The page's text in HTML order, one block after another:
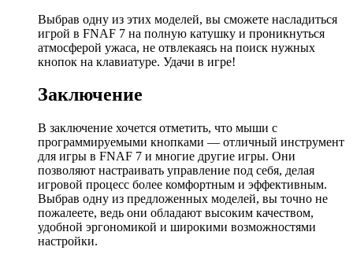
Выбрав одну из этих моделей, вы сможете насладиться
игрой в FNAF 7 на полную катушку и проникнуться
атмосферой ужаса, не отвлекаясь на поиск нужных
кнопок на клавиатуре. Удачи в игре!
Заключение
В заключение хочется отметить, что мыши с
программируемыми кнопками — отличный инструмент
для игры в FNAF 7 и многие другие игры. Они
позволяют настраивать управление под себя, делая
игровой процесс более комфортным и эффективным.
Выбрав одну из предложенных моделей, вы точно не
пожалеете, ведь они обладают высоким качеством,
удобной эргономикой и широкими возможностями
настройки.